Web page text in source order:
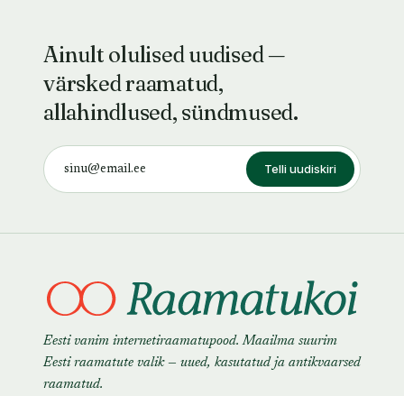
Ainult olulised uudised —
värsked raamatud,
allahindlused, sündmused.
Telli uudiskiri
Eesti vanim internetiraamatupood. Maailma suurim
Eesti raamatute valik — uued, kasutatud ja antikvaarsed
raamatud.